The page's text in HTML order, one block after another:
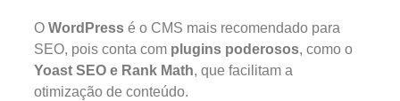
O WordPress é o CMS mais recomendado para
SEO, pois conta com plugins poderosos, como o
Yoast SEO e Rank Math, que facilitam a
otimização de conteúdo.